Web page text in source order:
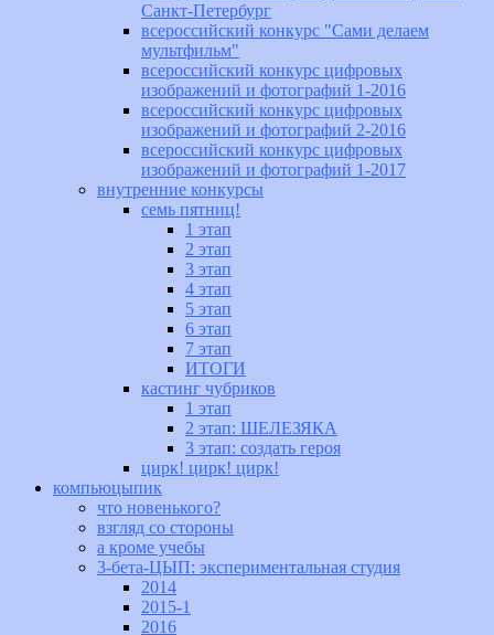
Санкт-Петербург
всероссийский конкурс "Сами делаем
мультфильм"
всероссийский конкурс цифровых
изображений и фотографий 1-2016
всероссийский конкурс цифровых
изображений и фотографий 2-2016
всероссийский конкурс цифровых
изображений и фотографий 1-2017
внутренние конкурсы
семь пятниц!
1 этап
2 этап
3 этап
4 этап
5 этап
6 этап
7 этап
ИТОГИ
кастинг чубриков
1 этап
2 этап: ШЕЛЕЗЯКА
3 этап: создать героя
цирк! цирк! цирк!
компьюцыпик
что новенького?
взгляд со стороны
а кроме учебы
3-бета-ЦЫП: экспериментальная студия
2014
2015-1
2016